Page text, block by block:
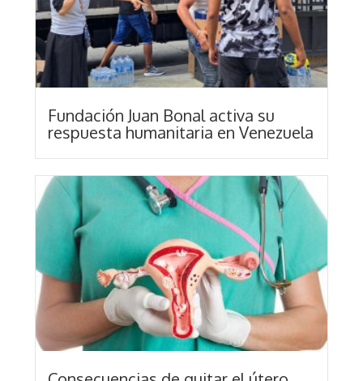
Fundación Juan Bonal activa su
respuesta humanitaria en Venezuela